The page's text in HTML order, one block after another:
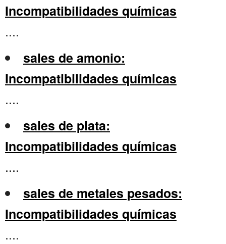
Incompatibilidades químicas
....
sales de amonio:
Incompatibilidades químicas
....
sales de plata:
Incompatibilidades químicas
....
sales de metales pesados:
Incompatibilidades químicas
....